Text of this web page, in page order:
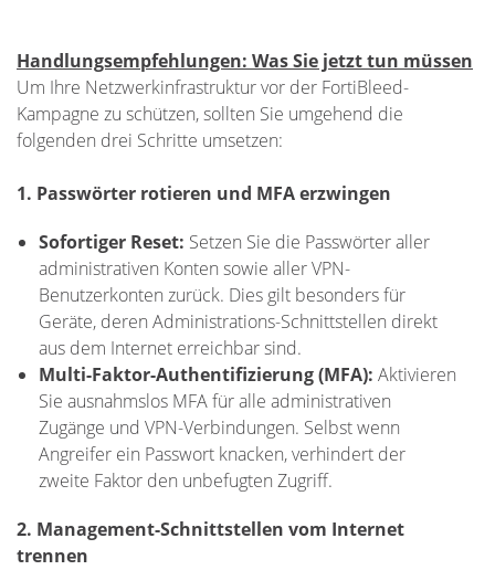
Handlungsempfehlungen: Was Sie jetzt tun müssen
Um Ihre Netzwerkinfrastruktur vor der FortiBleed-
Kampagne zu schützen, sollten Sie umgehend die
folgenden drei Schritte umsetzen:
1. Passwörter rotieren und MFA erzwingen
Sofortiger Reset: Setzen Sie die Passwörter aller
administrativen Konten sowie aller VPN-
Benutzerkonten zurück. Dies gilt besonders für
Geräte, deren Administrations-Schnittstellen direkt
aus dem Internet erreichbar sind.
Multi-Faktor-Authentifizierung (MFA): Aktivieren
Sie ausnahmslos MFA für alle administrativen
Zugänge und VPN-Verbindungen. Selbst wenn
Angreifer ein Passwort knacken, verhindert der
zweite Faktor den unbefugten Zugriff.
2. Management-Schnittstellen vom Internet
trennen